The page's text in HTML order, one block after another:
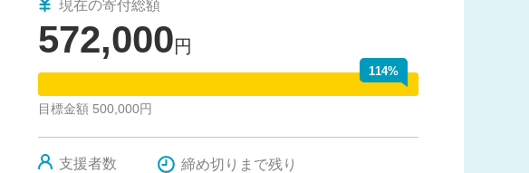
現在の寄付総額
572,000円
114%
目標金額 500,000円
支援者数 締め切りまで残り